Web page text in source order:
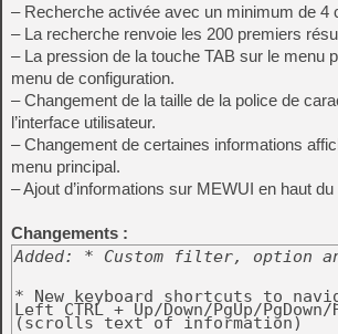
– Recherche activée avec un minimum de 4
– La recherche renvoie les 200 premiers
– La pression de la touche TAB sur le menu
menu de configuration.
– Changement de la taille de la police de
l’interface utilisateur.
– Changement de certaines informations
menu principal.
– Ajout d’informations sur MEWUI en haut
Changements :
Added: * Custom filter, option
* New keyboard shortcuts to
Left CTRL + Up/Down/PgUp/PgDown/
(scrolls text of information)